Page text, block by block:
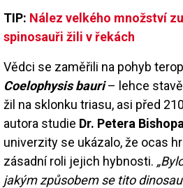
TIP: Nález velkého množství
spinosauři žili v řekách
Vědci se zaměřili na pohyb
Coelophysis bauri – lehce
žil na sklonku triasu, asi před
autora studie Dr. Petera Bishopa
univerzity se ukázalo, že ocas
zásadní roli jejich hybnosti.
jakým způsobem se tito